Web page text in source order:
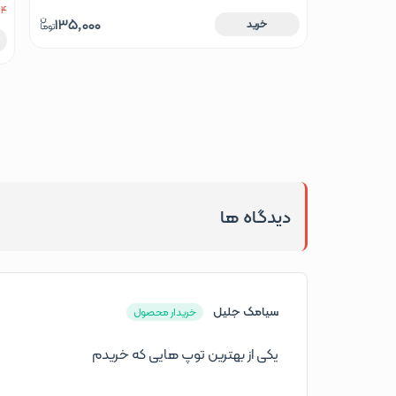
خرید 135,000
4 باقی مانده
دیدگاه ها
سیامک جلیل خریدار محصول
یکی از بهترین توپ هایی که خریدم